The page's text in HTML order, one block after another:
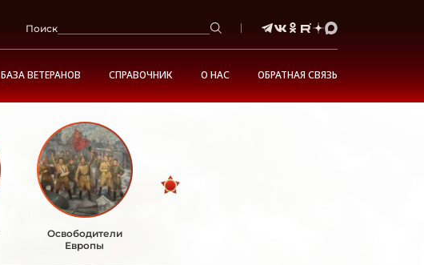
Поиск
БАЗА ВЕТЕРАНОВ СПРАВОЧНИК О НАС ОБРАТНАЯ СВЯЗЬ
Освободители
Европы